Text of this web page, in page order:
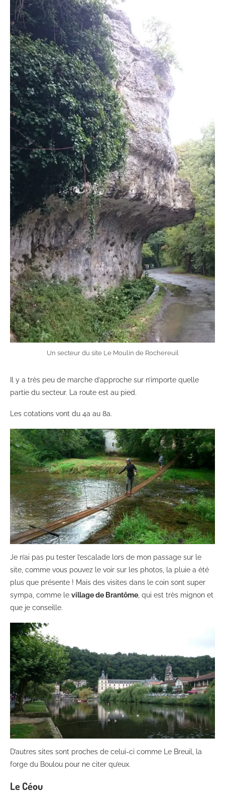
Un secteur du site Le Moulin de Rochereuil
Il y a très peu de marche d’approche sur n’importe quelle
partie du secteur. La route est au pied.
Les cotations vont du 4a au 8a.
Je n’ai pas pu tester l’escalade lors de mon passage sur le
site, comme vous pouvez le voir sur les photos, la pluie a été
plus que présente ! Mais des visites dans le coin sont super
sympa, comme le village de Brantôme , qui est très mignon et
que je conseille.
D’autres sites sont proches de celui-ci comme Le Breuil, la
forge du Boulou pour ne citer qu’eux.
Le Céou